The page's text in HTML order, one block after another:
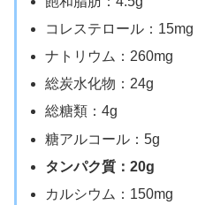
コレステロール：15mg
ナトリウム：260mg
総炭水化物：24g
総糖類：4g
糖アルコール：5g
タンパク質：20g
カルシウム：150mg